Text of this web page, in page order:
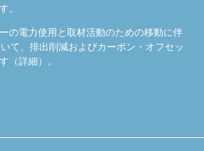
。
の電力使用と取材活動のための移動に伴
て、排出削減およびカーボン・オフセッ
（詳細）。